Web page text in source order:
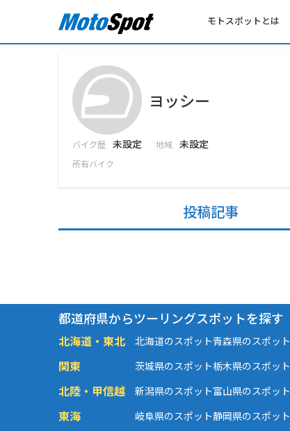
モトスポットとは
ヨッシー
バイク歴 未設定 地域 未設定
所有バイク
投稿記事
都道府県からツーリングスポットを探す
北海道・東北 北海道のスポット青森県のスポット
関東 茨城県のスポット栃木県のスポット
北陸・甲信越 新潟県のスポット富山県のスポット
東海 岐阜県のスポット静岡県のスポット